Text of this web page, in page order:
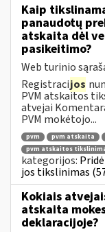
Kaip
panaudotų
atskaita dėl
pasikeitimo?
Web turinio
Registracijos
PVM atskaitos
atvejai
PVM mokėtojo...
pvm pvm atskaita
pvm atskaitos
kategorijos:
jos tikslinimas
Kokiais
atskaita
deklaracijoje?